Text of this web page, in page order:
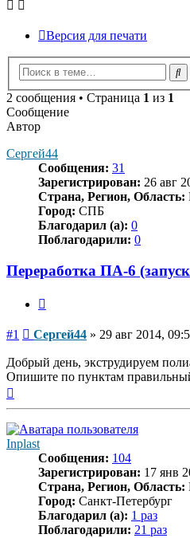
Версия для печати
2 сообщения • Страница 1 из 1
Сообщение
Автор
Сергей44
Сообщения: 31
Зарегистрирован: 26 авг
Страна, Регион, Область:
Город: СПБ
Благодарил (а): 0
Поблагодарили: 0
Переработка ПА-6 (запуск
#1 Сообщение
Сергей44 » 29 авг 2014,
Добрый день, экструдируем
Опишите по пунктам правильный
Inplast
Сообщения: 104
Зарегистрирован: 17 янв
Страна, Регион, Область:
Город: Санкт-Петербург
Благодарил (а): 1 раз
Поблагодарили: 21 раз